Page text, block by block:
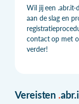
Wil jij een .abr.it-
aan de slag en
contact op met
verder!
Vereisten .